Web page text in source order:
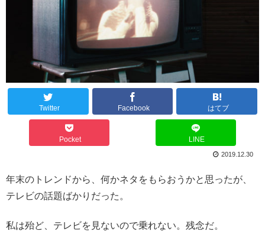
Twitter Facebook はてブ
Pocket LINE
2019.12.30
年末のトレンドから、何かネタをもらおうかと思ったが、
テレビの話題ばかりだった。
私は殆ど、テレビを見ないので乗れない。残念だ。